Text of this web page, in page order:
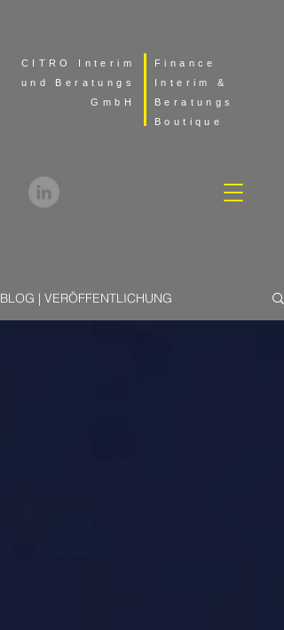
CITRO Interim
und Beratungs
GmbH
Finance
Interim &
Beratungs
Boutique
BLOG | VERÖFFENTLICHUNG